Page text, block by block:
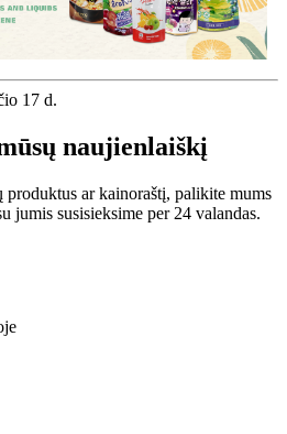
17 d.
naujienlaiškį
produktus ar kainoraštį, palikite mums
jumis susisieksime per 24 valandas.